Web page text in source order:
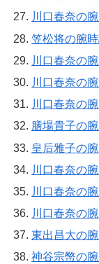
川口春奈の腕
笠松将の腕時
川口春奈の腕
川口春奈の
川口春奈の腕
膳場貴子の
皇后雅子の
川口春奈の
川口春奈の腕
川口春奈の
東出昌大の腕
神谷宗幣の腕